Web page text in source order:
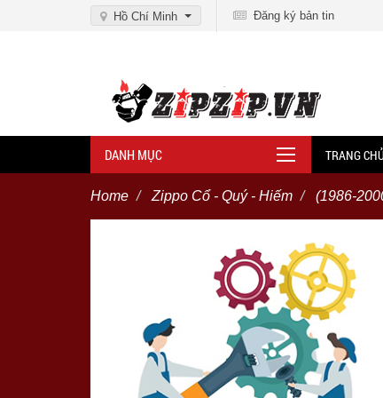
Hồ Chí Minh Đăng ký bản tin
DANH MỤC TRANG
Home Zippo Cổ - Quý - Hiếm (1986-